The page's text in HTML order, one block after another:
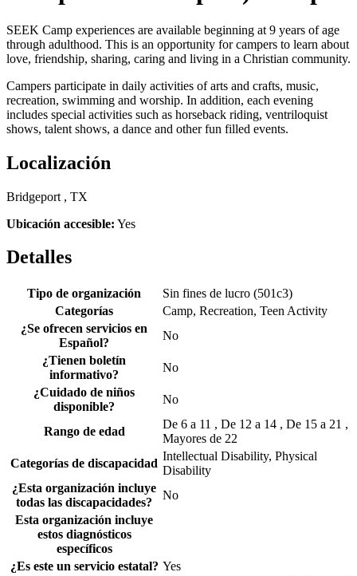
SEEK Camp experiences are available beginning at 9 years of age
through adulthood. This is an opportunity for campers to learn about
love, friendship, sharing, caring and living in a Christian community.
Campers participate in daily activities of arts and crafts, music,
recreation, swimming and worship. In addition, each evening
includes special activities such as horseback riding, ventriloquist
shows, talent shows, a dance and other fun filled events.
Localización
Bridgeport , TX
Ubicación accesible: Yes
Detalles
Tipo de organización
Sin fines de lucro (501c3)
Categorías
Camp, Recreation, Teen Activity
¿Se ofrecen servicios en
Español?
No
¿Tienen boletín
informativo?
No
¿Cuidado de niños
disponible?
No
Rango de edad
De 6 a 11 , De 12 a 14 , De 15 a 21 ,
Mayores de 22
Categorías de discapacidad
Intellectual Disability, Physical
Disability
¿Esta organización incluye
todas las discapacidades?
No
Esta organización incluye
estos diagnósticos
específicos
¿Es este un servicio estatal? Yes